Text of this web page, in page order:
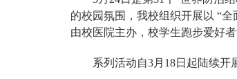
的校园氛围，我校组织开展以 “
由校医院主办，校学生跑步爱好
系列活动自3月18日起陆续开